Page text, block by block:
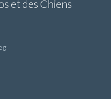
et des Chiens